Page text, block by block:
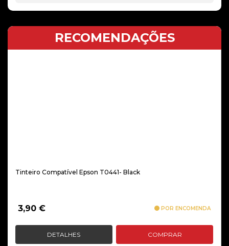
RECOMENDAÇÕES
Tinteiro Compatível Epson T0441- Black
3,90 € POR ENCOMENDA
DETALHES COMPRAR